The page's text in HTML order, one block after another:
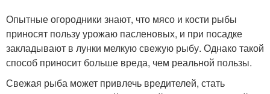
Опытные огородники знают, что мясо и кости рыбы
приносят пользу урожаю пасленовых, и при посадке
закладывают в лунки мелкую свежую рыбу. Однако такой
способ приносит больше вреда, чем реальной пользы.
Свежая рыба может привлечь вредителей, стать